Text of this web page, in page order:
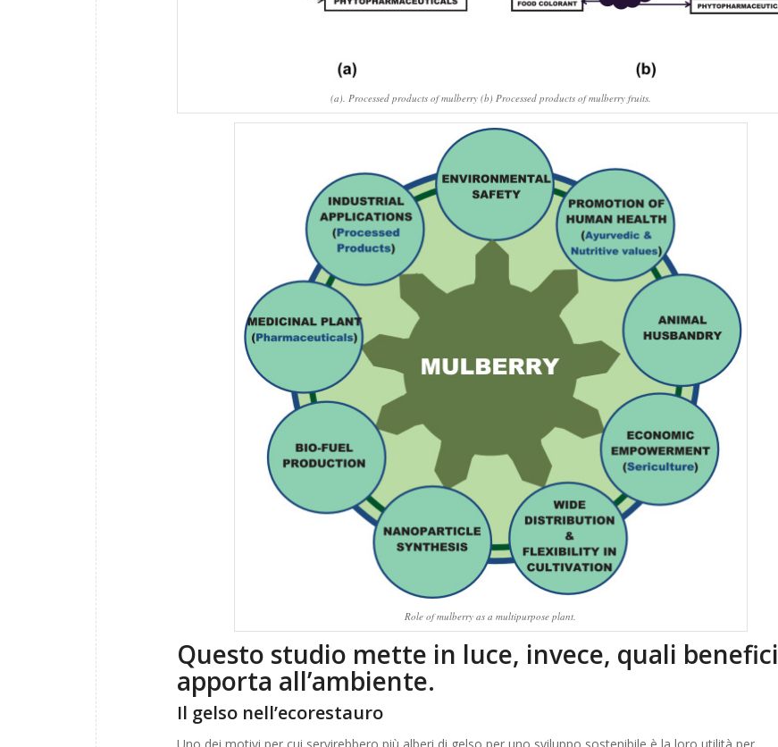
(a). Processed products of mulberry (b) Processed products of mulberry fruits.
Role of mulberry as a multipurpose plant.
Questo studio mette in luce, invece, quali benefici
apporta all’ambiente.
Il gelso nell’ecorestauro
Uno dei motivi per cui servirebbero più alberi di gelso per uno sviluppo sostenibile è la loro utilità per